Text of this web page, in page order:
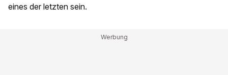
eines der letzten sein.